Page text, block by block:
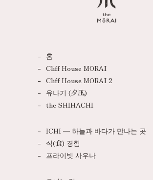
홈
Cliff House MORAI
Cliff House MORAI 2
유나기 (夕凪)
the SHIHACHI
ICHI — 하늘과 바다가 만나는 곳
식(食) 경험
프라이빗 사우나